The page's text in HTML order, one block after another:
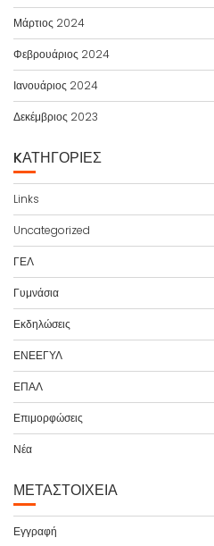
Μάρτιος 2024
Φεβρουάριος 2024
Ιανουάριος 2024
Δεκέμβριος 2023
KΑΤΗΓΟΡΊΕΣ
Links
Uncategorized
ΓΕΛ
Γυμνάσια
Εκδηλώσεις
ΕΝΕΕΓΥΛ
ΕΠΑΛ
Επιμορφώσεις
Νέα
ΜΕΤΑΣΤΟΙΧΕΊΑ
Εγγραφή